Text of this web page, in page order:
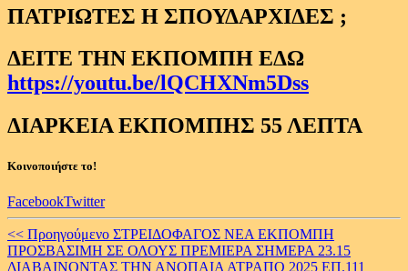
ΠΑΤΡΙΩΤΕΣ Η ΣΠΟΥΔΑΡΧΙΔΕΣ ;
ΔΕΙΤΕ ΤΗΝ ΕΚΠΟΜΠΗ ΕΔΩ
https://youtu.be/lQCHXNm5Dss
ΔΙΑΡΚΕΙΑ ΕΚΠΟΜΠΗΣ 55 ΛΕΠΤΑ
Κοινοποιήστε το!
FacebookTwitter
Continue
Reading
<< Προηγούμενο ΣΤΡΕΙΔΟΦΑΓΟΣ ΝΕΑ ΕΚΠΟΜΠΗ
ΠΡΟΣΒΑΣΙΜΗ ΣΕ ΟΛΟΥΣ ΠΡΕΜΙΕΡΑ ΣΗΜΕΡΑ 23.15
ΔΙΑΒΑΙΝΟΝΤΑΣ ΤΗΝ ΑΝΟΠΑΙΑ ΑΤΡΑΠΟ 2025 ΕΠ.111